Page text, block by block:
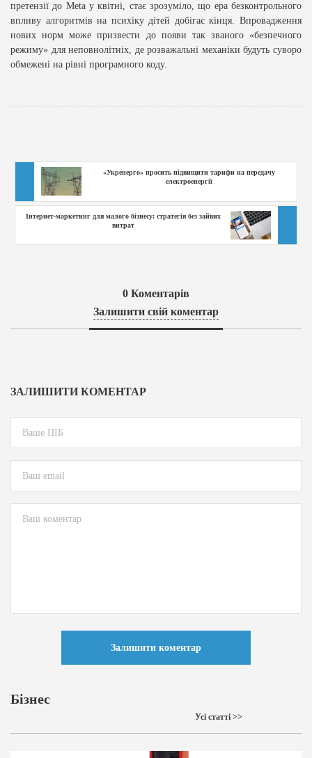
претензії до Meta у квітні, стає зрозуміло, що ера безконтрольного
впливу алгоритмів на психіку дітей добігає кінця. Впровадження
нових норм може призвести до появи так званого «безпечного
режиму» для неповнолітніх, де розважальні механіки будуть суворо
обмежені на рівні програмного коду.
«Укренерго» просить підвищити тарифи на передачу
електроенергії
Інтернет-маркетинг для малого бізнесу: стратегія без зайвих
витрат
0 Коментарів
Залишити свій коментар
ЗАЛИШИТИ КОМЕНТАР
Залишити коментар
Бізнес
Усі статті >>